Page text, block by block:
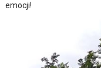
emocji!